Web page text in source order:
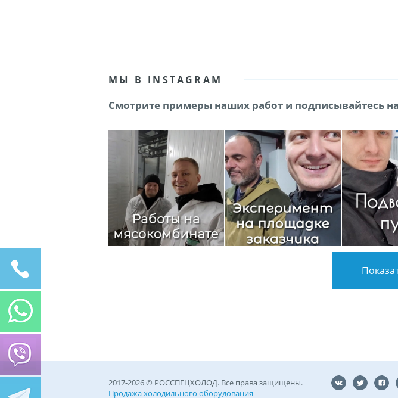
МЫ В INSTAGRAM
Смотрите примеры наших работ и подписывайтесь
2017-2026 © РОССПЕЦХОЛОД. Все права защищены.
Продажа холодильного оборудования